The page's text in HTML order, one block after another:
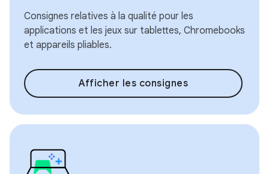
Consignes relatives à la qualité pour les
applications et les jeux sur tablettes, Chromebooks
et appareils pliables.
Afficher les consignes